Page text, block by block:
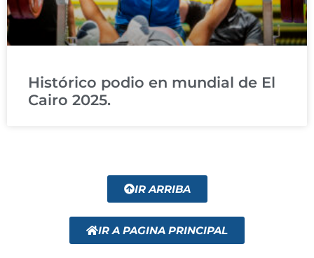
Histórico podio en mundial de El
Cairo 2025.
IR ARRIBA
IR A PAGINA PRINCIPAL